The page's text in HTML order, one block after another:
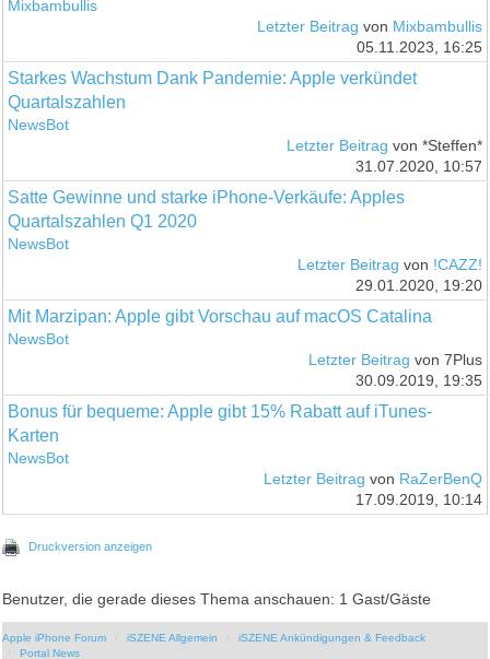
Mixbambullis
Letzter Beitrag von Mixbambullis
05.11.2023, 16:25
Starkes Wachstum Dank Pandemie: Apple verkündet
Quartalszahlen
NewsBot
Letzter Beitrag von *Steffen*
31.07.2020, 10:57
Satte Gewinne und starke iPhone-Verkäufe: Apples
Quartalszahlen Q1 2020
NewsBot
Letzter Beitrag von !CAZZ!
29.01.2020, 19:20
Mit Marzipan: Apple gibt Vorschau auf macOS Catalina
NewsBot
Letzter Beitrag von 7Plus
30.09.2019, 19:35
Bonus für bequeme: Apple gibt 15% Rabatt auf iTunes-
Karten
NewsBot
Letzter Beitrag von RaZerBenQ
17.09.2019, 10:14
Druckversion anzeigen
Benutzer, die gerade dieses Thema anschauen: 1 Gast/Gäste
Apple iPhone Forum iSZENE Allgemein
iSZENE Ankündigungen & Feedback
Portal News